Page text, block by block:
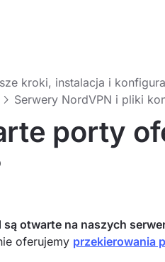
kroki, instalacja i
Serwery NordVPN i pliki
porty
są otwarte na naszych
oferujemy przekierowania